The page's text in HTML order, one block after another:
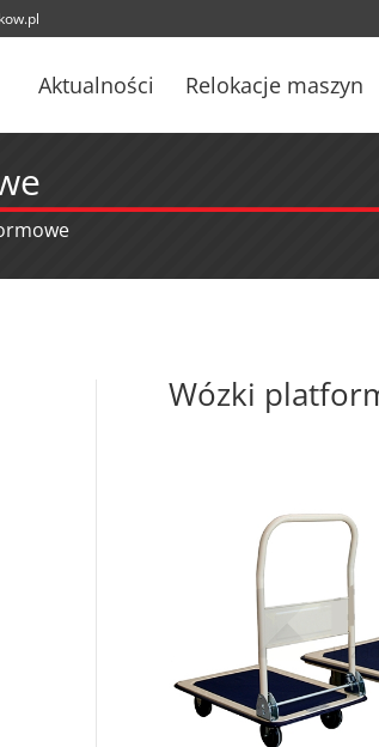
Aktualności Relokacje maszyn
Wózki